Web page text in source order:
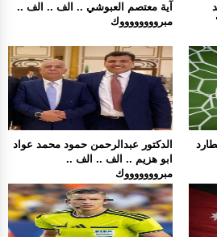
آية معتصم العبوشي .. الف .. الف ..
مبرووووووووك
الدكتور عبدالرحمن حمود محمد عواد
ابو هزيم .. الف .. الف ..
مبروووووووك
تطارد